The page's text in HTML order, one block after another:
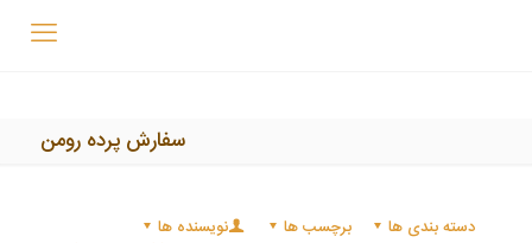
سفارش پرده رومن
دسته بندی ها برچسب ها
نویسنده ها